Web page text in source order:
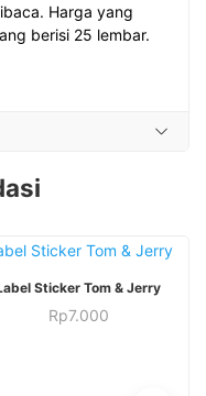
Harga yang
berisi 25 lembar.
Sticker Tom & Jerry
Rp7.000
Produk